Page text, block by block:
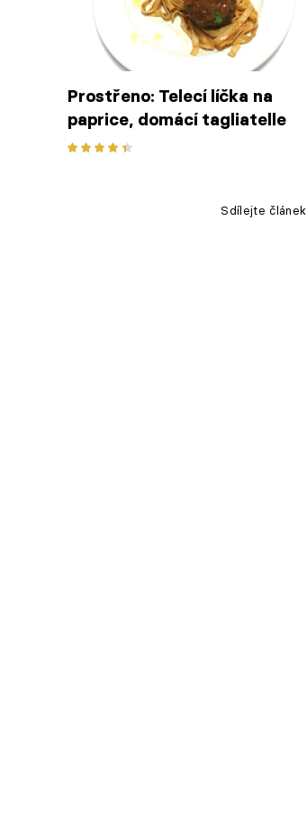
Prostřeno: Telecí líčka na
paprice, domácí tagliatelle
Sdílejte článek